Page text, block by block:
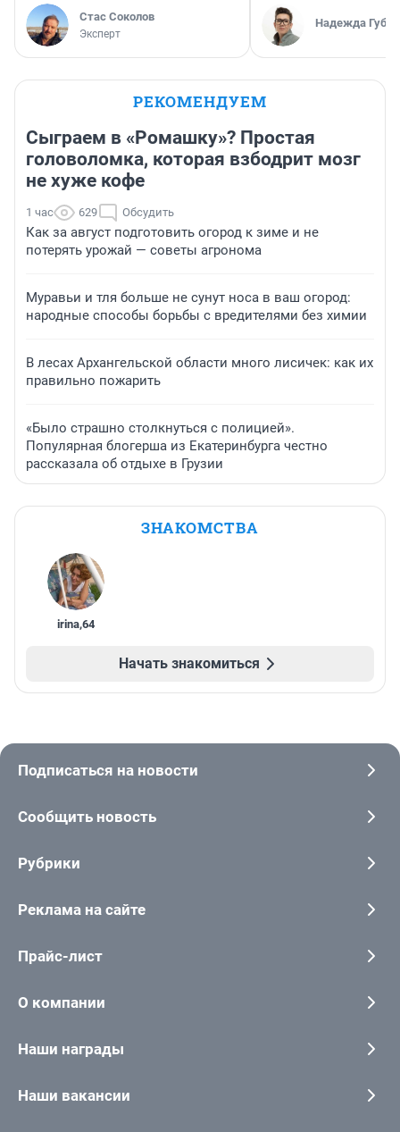
Стас Соколов
Эксперт
Надежда
РЕКОМЕНДУЕМ
Сыграем в «Ромашку»? Простая
головоломка, которая взбодрит мозг
не хуже кофе
1 час 629 Обсудить
Как за август подготовить огород к зиме и не
потерять урожай — советы агронома
Муравьи и тля больше не сунут носа в ваш огород:
народные способы борьбы с вредителями без химии
В лесах Архангельской области много лисичек: как их
правильно пожарить
«Было страшно столкнуться с полицией».
Популярная блогерша из Екатеринбурга честно
рассказала об отдыхе в Грузии
ЗНАКОМСТВА
irina,64
Начать знакомиться
Подписаться на новости
Сообщить новость
Рубрики
Реклама на сайте
Прайс-лист
О компании
Наши награды
Наши вакансии